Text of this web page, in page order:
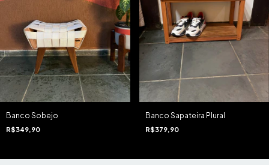
Banco Sobejo
R$349,90
Banco Sapateira Plural
R$379,90